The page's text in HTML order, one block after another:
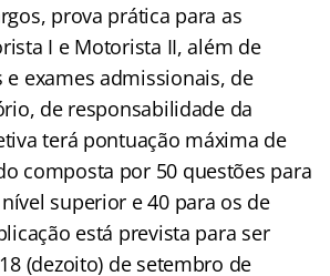
prova prática para as
I e Motorista II, além de
e exames admissionais, de
de responsabilidade da
terá pontuação máxima de
composta por 50 questões para
superior e 40 para os de
está prevista para ser
(dezoito) de setembro de